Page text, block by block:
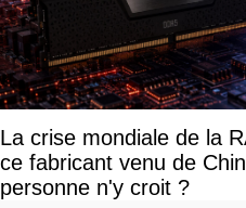
La crise mondiale de la
ce fabricant venu de
personne n'y croit ?